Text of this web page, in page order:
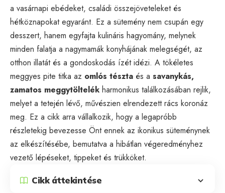
a vasárnapi ebédeket, családi összejöveteleket és
hétköznapokat egyaránt. Ez a sütemény nem csupán egy
desszert, hanem egyfajta kulináris hagyomány, melynek
minden falatja a nagymamák konyhájának melegségét, az
otthon illatát és a gondoskodás ízét idézi. A tökéletes
meggyes pite titka az omlós tészta és a savanykás,
zamatos meggytöltelék harmonikus találkozásában rejlik,
melyet a tetején lévő, művészien elrendezett rács koronáz
meg. Ez a cikk arra vállalkozik, hogy a legapróbb
részletekig bevezesse Önt ennek az ikonikus süteménynek
az elkészítésébe, bemutatva a hibátlan végeredményhez
vezető lépéseket, tippeket és trükköket.
Cikk áttekintése